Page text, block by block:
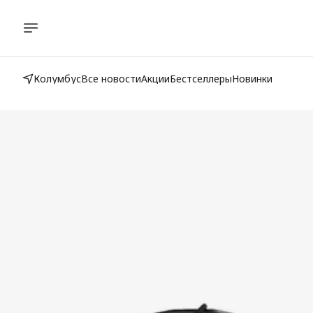
КолумбусВсе новостиАкцииБестселлерыНовинки